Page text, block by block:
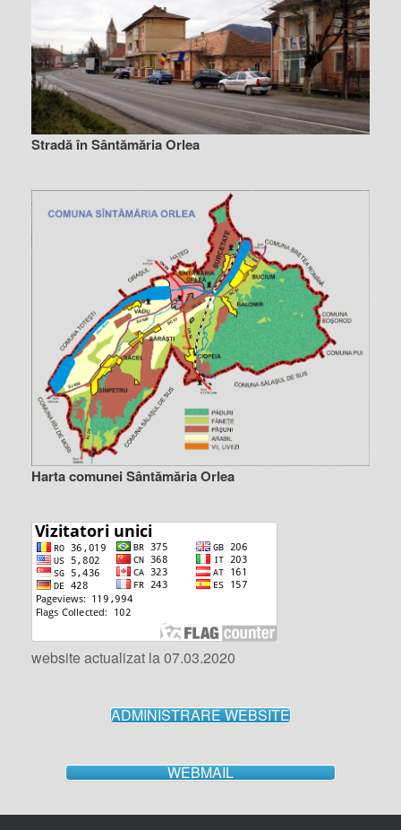
Stradă în Sântămăria Orlea
Harta comunei Sântămăria Orlea
website actualizat la 07.03.2020
ADMINISTRARE WEBSITE
WEBMAIL